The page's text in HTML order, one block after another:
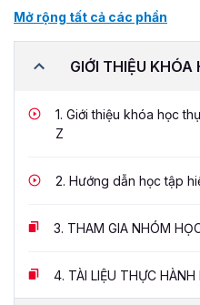
Mở rộng tất cả các phần
GIỚI THIỆU KHÓA
1. Giới thiệu khóa học
Z
2. Hướng dẫn học tập
3. THAM GIA NHÓM
4. TÀI LIỆU THỰC